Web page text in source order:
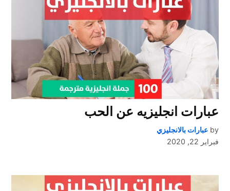
عبارات انجليزيه عن الحب
by عبارات بالانجليزي
فبراير 22, 2020